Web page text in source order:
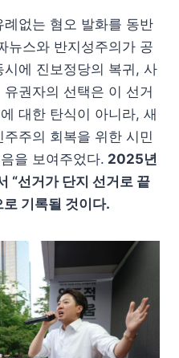
없는 혐오 발화를 동반
뉴스와 반지성주의가 공
에 진보정당의 복귀, 사
권자의 선택은 이 선거
대한 탄식이 아니라, 새
주의 회복을 위한 시민
을 보여주었다. 2025년
“선거가 단지 선거로 끝
기록될 것이다.